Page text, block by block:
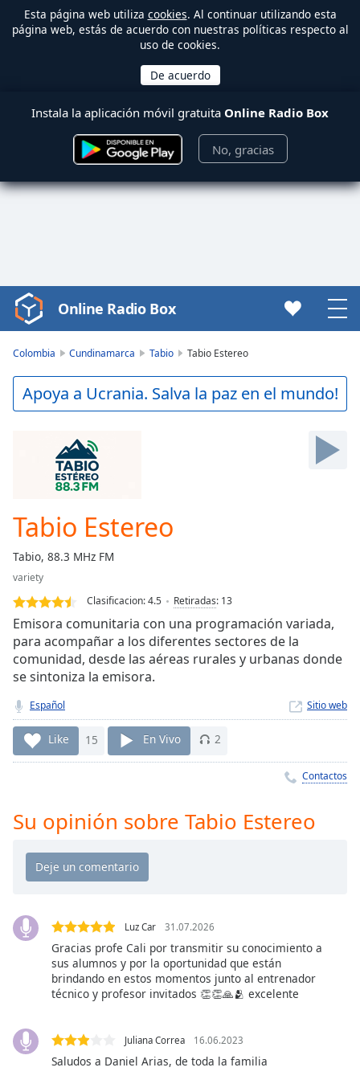
Esta página web utiliza cookies. Al continuar utilizando esta
página web, estás de acuerdo con nuestras políticas respecto al
uso de cookies.
Instala la aplicación móvil gratuita Online Radio Box
No, gracias
Video
Player
Play
Video
Current
Time0:00
Duration
Loaded
0.00%
Stream
TypeLIVE
Seek to
currently
live LIVE
Remaining
Time-
Playback
Rate
Chapters
Chapters
Descriptions
descriptions
,
selected
subtitles
settings,
Online Radio Box
Colombia Cundinamarca Tabio Tabio Estereo
Apoya a Ucrania. Salva la paz en el mundo!
Tabio Estereo
Tabio, 88.3 MHz FM
variety
Clasificacion:4.5 Retiradas: 13
Emisora comunitaria con una programación variada,
para acompañar a los diferentes sectores de la
comunidad, desde las aéreas rurales y urbanas donde
se sintoniza la emisora.
Español Sitio web
Like 15 En Vivo 2
Contactos
Su opinión sobre Tabio Estereo
Luz Car 31.07.2026
Gracias profe Cali por transmitir su conocimiento a
sus alumnos y por la oportunidad que están
brindando en estos momentos junto al entrenador
técnico y profesor invitados 👏👏🙏🫂 excelente
Juliana Correa 16.06.2023
Saludos a Daniel Arias, de toda la familia